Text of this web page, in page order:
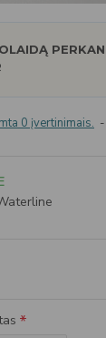
0 įvertinimais. -